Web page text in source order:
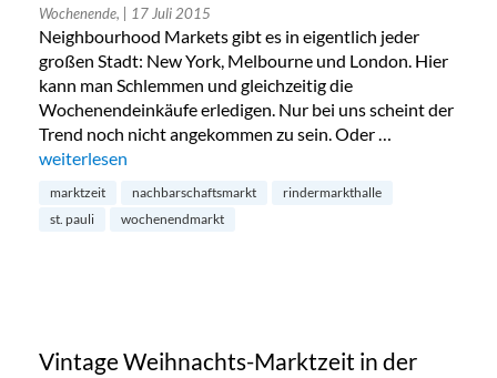
Wochenende, | 17 Juli 2015
Neighbourhood Markets gibt es in eigentlich jeder
großen Stadt: New York, Melbourne und London. Hier
kann man Schlemmen und gleichzeitig die
Wochenendeinkäufe erledigen. Nur bei uns scheint der
Trend noch nicht angekommen zu sein. Oder …
„Marktzeit – Open Air Markt vor der Rindermarkthalle St.
weiterlesen
marktzeit nachbarschaftsmarkt
rindermarkthalle
st. pauli
wochenendmarkt
Vintage Weihnachts-Marktzeit in der